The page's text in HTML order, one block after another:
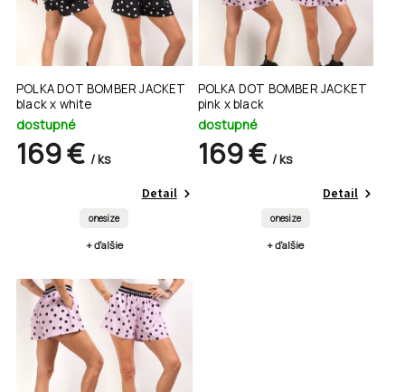
POLKA DOT BOMBER JACKET
black x white
dostupné
169 € / ks
Detail
onesize
+ ďalšie
POLKA DOT BOMBER JACKET
pink x black
dostupné
169 € / ks
Detail
onesize
+ ďalšie